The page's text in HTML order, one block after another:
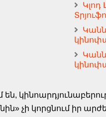
Կլոդ
չի կորցնում իր